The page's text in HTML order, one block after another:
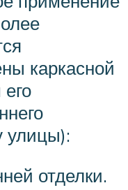
каркасной
улицы):
отделки.